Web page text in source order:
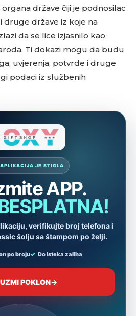
države čiji je podnosilac
druge države iz koje na
da se lice izjasnilo kao
Ti dokazi mogu da budu
uvjerenja, potvrde i druge
podaci iz službenih